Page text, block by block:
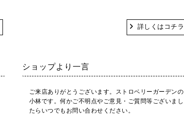
詳しくはコチラ
ショップより一言
ご来店ありがとうございます。ストロベリーガーデンの
小林です。何かご不明点やご意見・ご質問等ございまし
たらいつでもお問い合わせください。